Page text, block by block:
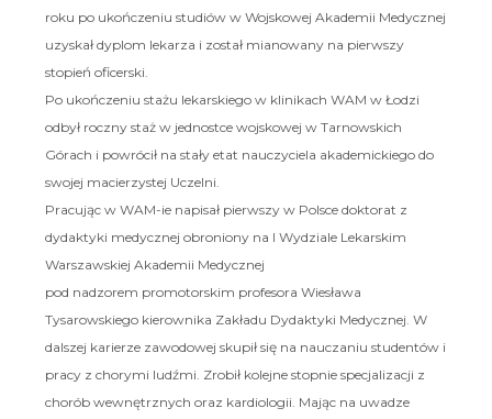
roku po ukończeniu studiów w Wojskowej Akademii Medycznej
uzyskał dyplom lekarza i został mianowany na pierwszy
stopień oficerski.
Po ukończeniu stażu lekarskiego w klinikach WAM w Łodzi
odbył roczny staż w jednostce wojskowej w Tarnowskich
Górach i powrócił na stały etat nauczyciela akademickiego do
swojej macierzystej Uczelni.
Pracując w WAM-ie napisał pierwszy w Polsce doktorat z
dydaktyki medycznej obroniony na I Wydziale Lekarskim
Warszawskiej Akademii Medycznej
pod nadzorem promotorskim profesora Wiesława
Tysarowskiego kierownika Zakładu Dydaktyki Medycznej. W
dalszej karierze zawodowej skupił się na nauczaniu studentów i
pracy z chorymi ludźmi. Zrobił kolejne stopnie specjalizacji z
chorób wewnętrznych oraz kardiologii. Mając na uwadze